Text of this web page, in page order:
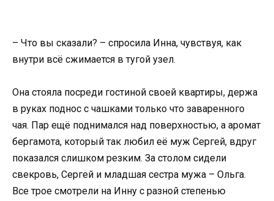
– Что вы сказали? – спросила Инна, чувствуя, как
внутри всё сжимается в тугой узел.
Она стояла посреди гостиной своей квартиры, держа
в руках поднос с чашками только что заваренного
чая. Пар ещё поднимался над поверхностью, а аромат
бергамота, который так любил её муж Сергей, вдруг
показался слишком резким. За столом сидели
свекровь, Сергей и младшая сестра мужа – Ольга.
Все трое смотрели на Инну с разной степенью